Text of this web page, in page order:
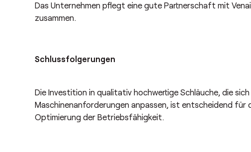
Das Unternehmen pflegt eine gute Partnerschaft mit
zusammen.
Schlussfolgerungen
Die Investition in qualitativ hochwertige Schläuche, die
Maschinenanforderungen anpassen, ist entscheidend für
Optimierung der Betriebsfähigkeit.